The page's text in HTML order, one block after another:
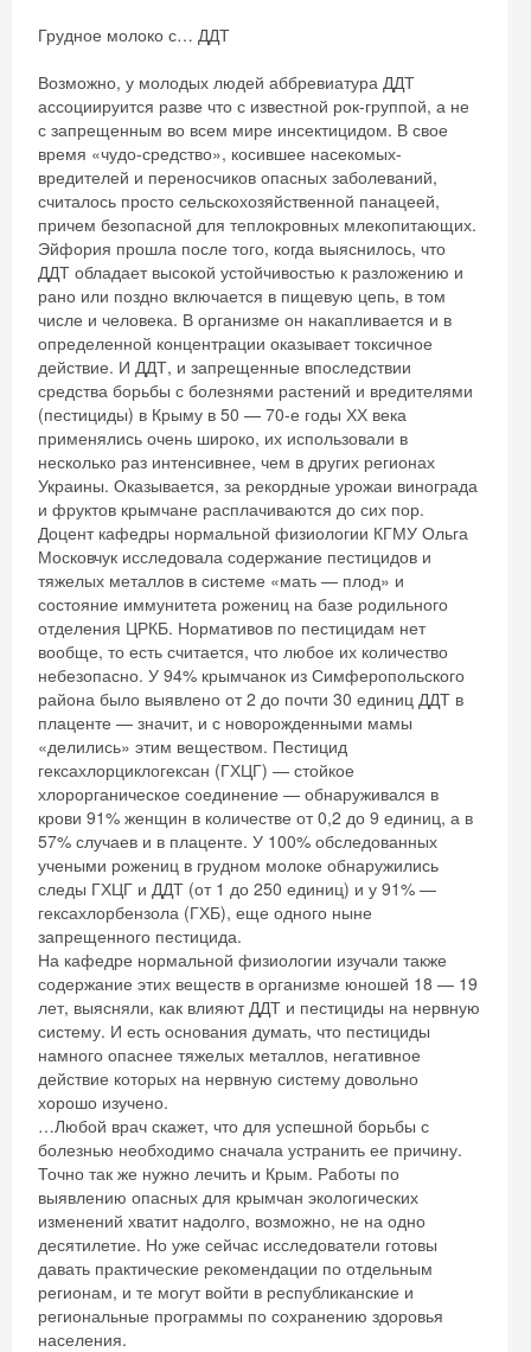
Грудное молоко с… ДДТ
Возможно, у молодых людей аббревиатура ДДТ
ассоциируится разве что с известной рок-группой, а не
с запрещенным во всем мире инсектицидом. В свое
время «чудо-средство», косившее насекомых-
вредителей и переносчиков опасных заболеваний,
считалось просто сельскохозяйственной панацеей,
причем безопасной для теплокровных млекопитающих.
Эйфория прошла после того, когда выяснилось, что
ДДТ обладает высокой устойчивостью к разложению и
рано или поздно включается в пищевую цепь, в том
числе и человека. В организме он накапливается и в
определенной концентрации оказывает токсичное
действие. И ДДТ, и запрещенные впоследствии
средства борьбы с болезнями растений и вредителями
(пестициды) в Крыму в 50 — 70-е годы ХХ века
применялись очень широко, их использовали в
несколько раз интенсивнее, чем в других регионах
Украины. Оказывается, за рекордные урожаи винограда
и фруктов крымчане расплачиваются до сих пор.
Доцент кафедры нормальной физиологии КГМУ Ольга
Московчук исследовала содержание пестицидов и
тяжелых металлов в системе «мать — плод» и
состояние иммунитета рожениц на базе родильного
отделения ЦРКБ. Нормативов по пестицидам нет
вообще, то есть считается, что любое их количество
небезопасно. У 94% крымчанок из Симферопольского
района было выявлено от 2 до почти 30 единиц ДДТ в
плаценте — значит, и с новорожденными мамы
«делились» этим веществом. Пестицид
гексахлорциклогексан (ГХЦГ) — стойкое
хлорорганическое соединение — обнаруживался в
крови 91% женщин в количестве от 0,2 до 9 единиц, а в
57% случаев и в плаценте. У 100% обследованных
учеными рожениц в грудном молоке обнаружились
следы ГХЦГ и ДДТ (от 1 до 250 единиц) и у 91% —
гексахлорбензола (ГХБ), еще одного ныне
запрещенного пестицида.
На кафедре нормальной физиологии изучали также
содержание этих веществ в организме юношей 18 — 19
лет, выясняли, как влияют ДДТ и пестициды на нервную
систему. И есть основания думать, что пестициды
намного опаснее тяжелых металлов, негативное
действие которых на нервную систему довольно
хорошо изучено.
…Любой врач скажет, что для успешной борьбы с
болезнью необходимо сначала устранить ее причину.
Точно так же нужно лечить и Крым. Работы по
выявлению опасных для крымчан экологических
изменений хватит надолго, возможно, не на одно
десятилетие. Но уже сейчас исследователи готовы
давать практические рекомендации по отдельным
регионам, и те могут войти в республиканские и
региональные программы по сохранению здоровья
населения.